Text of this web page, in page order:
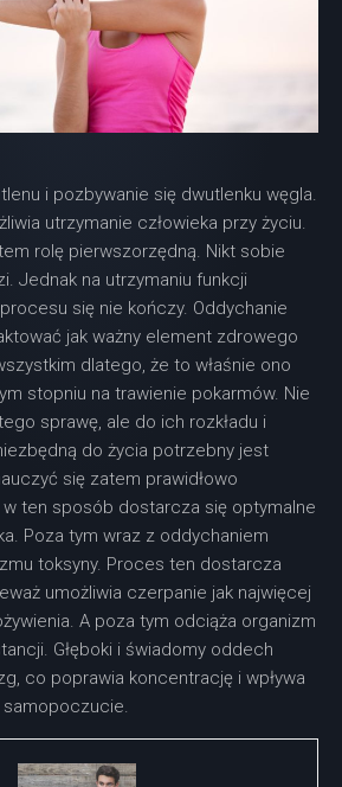
i pozbywanie się dwutlenku węgla.
utrzymanie człowieka przy życiu.
rolę pierwszorzędną. Nikt sobie
Jednak na utrzymaniu funkcji
się nie kończy. Oddychanie
jak ważny element zdrowego
dlatego, że to właśnie ono
stopniu na trawienie pokarmów. Nie
sprawę, ale do ich rozkładu i
do życia potrzebny jest
się zatem prawidłowo
ten sposób dostarcza się optymalne
Poza tym wraz z oddychaniem
toksyny. Proces ten dostarcza
umożliwia czerpanie jak najwięcej
A poza tym odciąża organizm
Głęboki i świadomy oddech
co poprawia koncentrację i wpływa